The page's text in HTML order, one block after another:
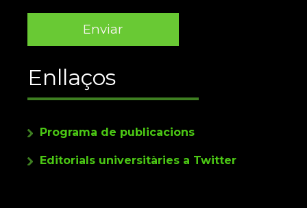
Enllaços
Programa de publicacions
Editorials universitàries a Twitter